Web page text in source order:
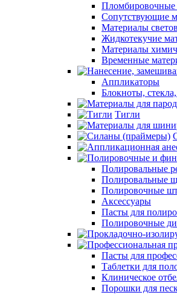
Сопутствующие
Материалы
Жидкотекучие
Материалы
Временные
Аппликаторы
Блокноты,
Тигли
Полировальные
Полировальные
Полировочные
Аксессуары
Пасты для
Полировочные
Пасты для
Таблетки для
Клиническое
Порошки для